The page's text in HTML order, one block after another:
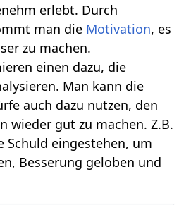
erlebt. Durch
man die Motivation, es
zu machen.
einen dazu, die
Man kann die
auch dazu nutzen, den
wieder gut zu machen. Z.B.
Schuld eingestehen, um
Besserung geloben und